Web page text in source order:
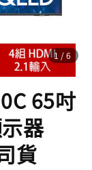
1 /6
65吋
器
貨